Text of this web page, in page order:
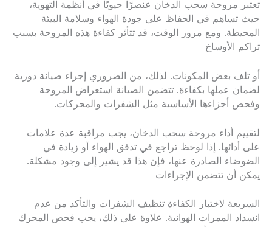
تعتبر مروحة سحب الدخان عنصرًا حيويًا في أنظمة التهوية،
حيث تساهم في الحفاظ على جودة الهواء وسلامة البيئة
المحيطة. ومع مرور الوقت، قد تتأثر كفاءة هذه المروحة بسبب
تراكم الأوساخ
أو تلف بعض المكونات. لذلك، من الضروري إجراء صيانة دورية
لضمان عملها بكفاءة. تتضمن الصيانة استعراض المروحة
وفحص أجزاءها الأساسية مثل الشفرات والمحركات.
لتقييم أداء مروحة سحب الدخان، يجب مراقبة عدة علامات
على أدائها. إذا لوحظ تراجع في تدفق الهواء أو زيادة في
الضوضاء الصادرة عنها، فإن هذا قد يشير إلى وجود مشكلة.
يمكن أن تتضمن الإجراءات
السريعة لاختبار الكفاءة تنظيف الشفرات والتأكد من عدم
انسداد الممرات الهوائية. علاوة على ذلك، يجب فحص المحرك